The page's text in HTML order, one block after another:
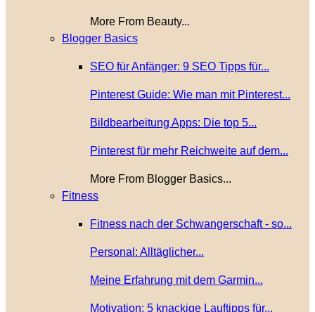
More From Beauty...
Blogger Basics
SEO für Anfänger: 9 SEO Tipps für...
Pinterest Guide: Wie man mit Pinterest...
Bildbearbeitung Apps: Die top 5...
Pinterest für mehr Reichweite auf dem...
More From Blogger Basics...
Fitness
Fitness nach der Schwangerschaft - so...
Personal: Alltäglicher...
Meine Erfahrung mit dem Garmin...
Motivation: 5 knackige Lauftipps für...